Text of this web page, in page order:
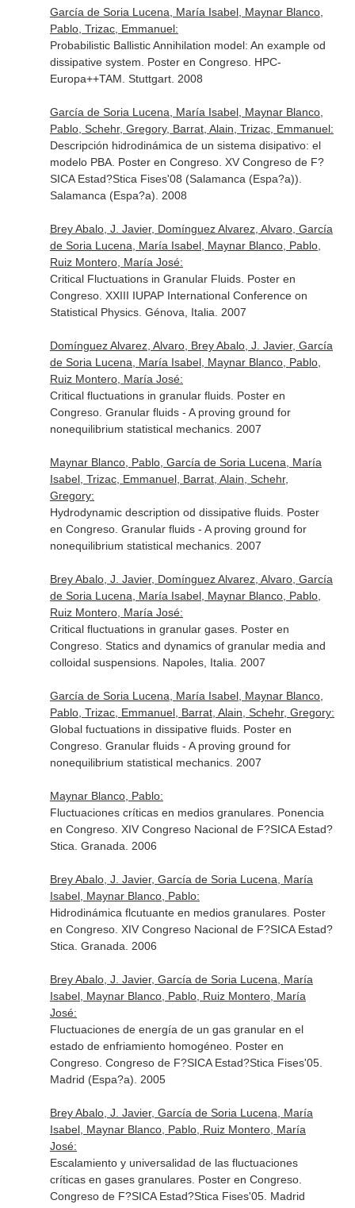
García de Soria Lucena, María Isabel, Maynar Blanco,
Pablo, Trizac, Emmanuel:
Probabilistic Ballistic Annihilation model: An example od
dissipative system. Poster en Congreso. HPC-
Europa++TAM. Stuttgart. 2008
García de Soria Lucena, María Isabel, Maynar Blanco,
Pablo, Schehr, Gregory, Barrat, Alain, Trizac, Emmanuel:
Descripción hidrodinámica de un sistema disipativo: el
modelo PBA. Poster en Congreso. XV Congreso de F?
SICA Estad?Stica Fises'08 (Salamanca (Espa?a)).
Salamanca (Espa?a). 2008
Brey Abalo, J. Javier, Domínguez Alvarez, Alvaro, García
de Soria Lucena, María Isabel, Maynar Blanco, Pablo,
Ruiz Montero, María José:
Critical Fluctuations in Granular Fluids. Poster en
Congreso. XXIII IUPAP International Conference on
Statistical Physics. Génova, Italia. 2007
Domínguez Alvarez, Alvaro, Brey Abalo, J. Javier, García
de Soria Lucena, María Isabel, Maynar Blanco, Pablo,
Ruiz Montero, María José:
Critical fluctuations in granular fluids. Poster en
Congreso. Granular fluids - A proving ground for
nonequilibrium statistical mechanics. 2007
Maynar Blanco, Pablo, García de Soria Lucena, María
Isabel, Trizac, Emmanuel, Barrat, Alain, Schehr,
Gregory:
Hydrodynamic description od dissipative fluids. Poster
en Congreso. Granular fluids - A proving ground for
nonequilibrium statistical mechanics. 2007
Brey Abalo, J. Javier, Domínguez Alvarez, Alvaro, García
de Soria Lucena, María Isabel, Maynar Blanco, Pablo,
Ruiz Montero, María José:
Critical fluctuations in granular gases. Poster en
Congreso. Statics and dynamics of granular media and
colloidal suspensions. Napoles, Italia. 2007
García de Soria Lucena, María Isabel, Maynar Blanco,
Pablo, Trizac, Emmanuel, Barrat, Alain, Schehr, Gregory:
Global fuctuations in dissipative fluids. Poster en
Congreso. Granular fluids - A proving ground for
nonequilibrium statistical mechanics. 2007
Maynar Blanco, Pablo:
Fluctuaciones críticas en medios granulares. Ponencia
en Congreso. XIV Congreso Nacional de F?SICA Estad?
Stica. Granada. 2006
Brey Abalo, J. Javier, García de Soria Lucena, María
Isabel, Maynar Blanco, Pablo:
Hidrodinámica flcutuante en medios granulares. Poster
en Congreso. XIV Congreso Nacional de F?SICA Estad?
Stica. Granada. 2006
Brey Abalo, J. Javier, García de Soria Lucena, María
Isabel, Maynar Blanco, Pablo, Ruiz Montero, María
José:
Fluctuaciones de energía de un gas granular en el
estado de enfriamiento homogéneo. Poster en
Congreso. Congreso de F?SICA Estad?Stica Fises'05.
Madrid (Espa?a). 2005
Brey Abalo, J. Javier, García de Soria Lucena, María
Isabel, Maynar Blanco, Pablo, Ruiz Montero, María
José:
Escalamiento y universalidad de las fluctuaciones
críticas en gases granulares. Poster en Congreso.
Congreso de F?SICA Estad?Stica Fises'05. Madrid